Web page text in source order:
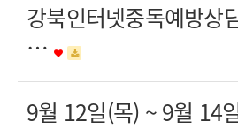
강북인터넷중독예방상
…
9월 12일(목) ~ 9월